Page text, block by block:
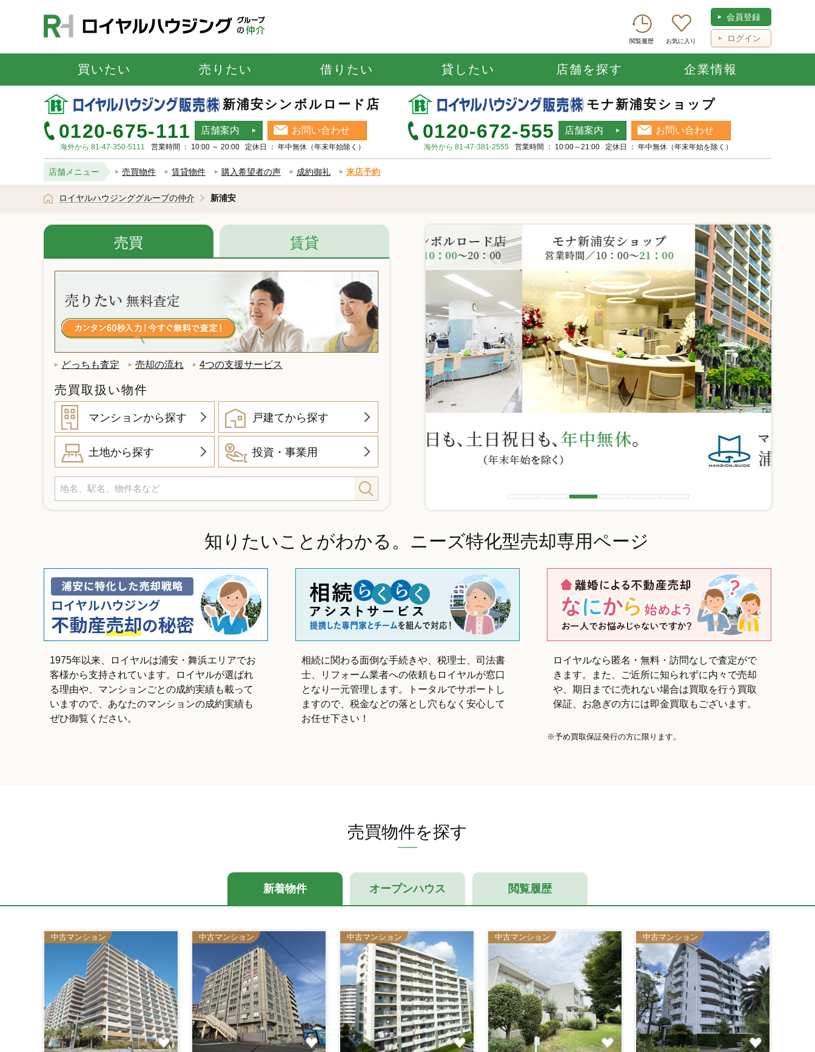
閲覧履歴 お気に入り
会員登録
ログイン
買いたい 売りたい 借りたい 貸したい 店舗を探す 企業情報
新浦安シンボルロード店
0120-675-111 店舗案内 お問い合わせ
海外から 81-47-350-5111 営業時間 ： 10:00 ～ 20:00 定休日 ： 年中無休（年末年始除く）
モナ新浦安ショップ
0120-672-555 店舗案内 お問い合わせ
海外から 81-47-381-2555 営業時間 ： 10:00～21:00 定休日 ： 年中無休（年末年始を除く）
店舗メニュー 売買物件 賃貸物件 購入希望者の声 成約御礼 来店予約
ロイヤルハウジンググループの仲介 新浦安
売買 賃貸
どっちも査定 売却の流れ 4つの支援サービス
売買取扱い物件
マンションから探す 戸建てから探す
土地から探す 投資・事業用
1975年以来、ロイヤルは浦安・舞浜エリアでお
客様から支持されています。ロイヤルが選ばれ
る理由や、マンションごとの成約実績も載って
いますので、あなたのマンションの成約実績も
ぜひ御覧ください。
相続に関わる面倒な手続きや、税理士、司法書
士、リフォーム業者への依頼もロイヤルが窓口
となり一元管理します。トータルでサポートし
ますので、税金などの落とし穴もなく安心して
お任せ下さい！
ロイヤルなら匿名・無料・訪問なしで査定がで
きます。また、ご近所に知られずに内々で売却
や、期日までに売れない場合は買取を行う買取
保証、お急ぎの方には即金買取もございます。
売買物件を探す
新着物件 オープンハウス 閲覧履歴
中古マンション 中古マンション 中古マンション 中古マンション 中古マンション